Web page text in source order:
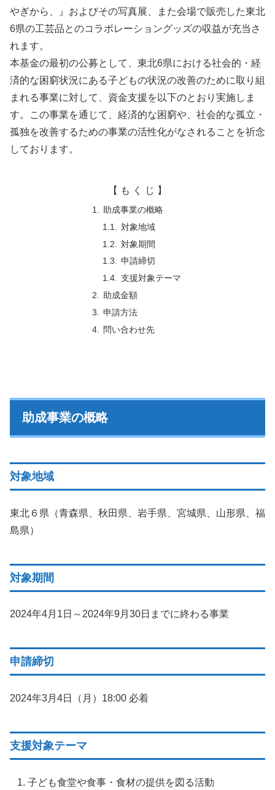
やぎから、』およびその写真展、また会場で販売した東北
6県の工芸品とのコラボレーショングッズの収益が充当さ
れます。
本基金の最初の公募として、東北6県における社会的・経
済的な困窮状況にある子どもの状況の改善のために取り組
まれる事業に対して、資金支援を以下のとおり実施しま
す。この事業を通じて、経済的な困窮や、社会的な孤立・
孤独を改善するための事業の活性化がなされることを祈念
しております。
【 も く じ 】
助成事業の概略
対象地域
対象期間
申請締切
支援対象テーマ
助成金額
申請方法
問い合わせ先
助成事業の概略
対象地域
東北６県（青森県、秋田県、岩手県、宮城県、山形県、福
島県）
対象期間
2024年4月1日～2024年9月30日までに終わる事業
申請締切
2024年3月4日（月）18:00 必着
支援対象テーマ
子ども食堂や食事・食材の提供を図る活動